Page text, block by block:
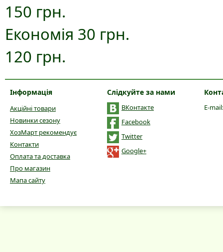
150 грн.
Економія 30 грн.
120 грн.
Інформація
Акційні товари
Новинки сезону
ХозМарт рекомендує
Контакти
Оплата та доставка
Про магазин
Мапа сайту
Слідкуйте за нами
ВКонтакте
Facebook
Twitter
Google+
E-